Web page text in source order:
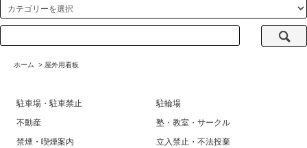
ホーム > 屋外用看板
駐車場・駐車禁止
駐輪場
不動産
塾・教室・サークル
禁煙・喫煙案内
立入禁止・不法投棄